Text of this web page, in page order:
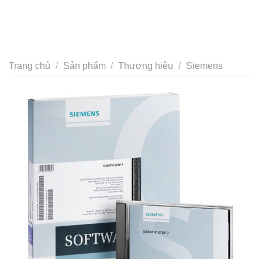
Trang chủ / Sản phẩm / Thương hiệu / Siemens